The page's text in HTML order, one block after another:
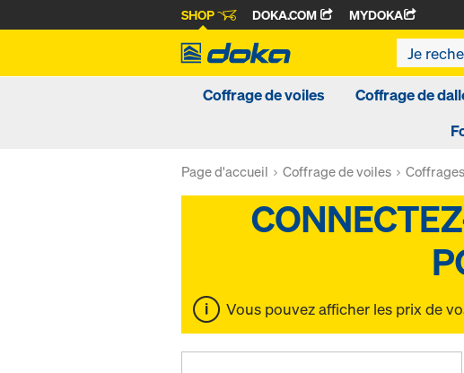
SHOP DOKA.COM MYDOKA
Coffrage de voiles Coffrage de
Page d'accueil Coffrage de voiles
Vous pouvez afficher les prix de